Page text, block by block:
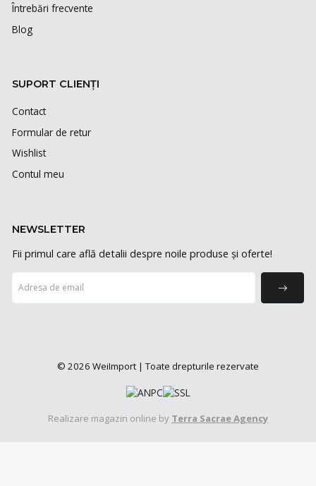
Întrebări frecvente
Blog
SUPORT CLIENȚI
Contact
Formular de retur
Wishlist
Contul meu
NEWSLETTER
Fii primul care află detalii despre noile produse și oferte!
© 2026 WeiImport | Toate drepturile rezervate
Realizare magazin online by Terra Sacrae Agency